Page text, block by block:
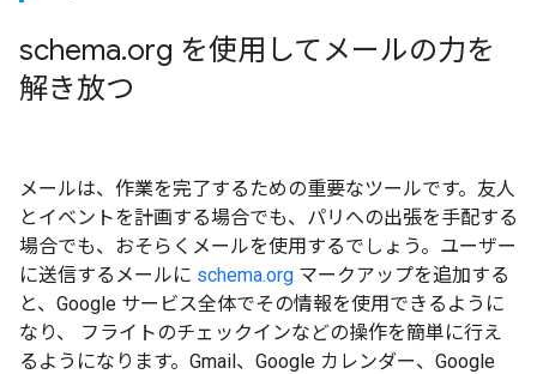
schema.org を使用してメールの力を
解き放つ
メールは、作業を完了するための重要なツールです。友人
とイベントを計画する場合でも、パリへの出張を手配する
場合でも、おそらくメールを使用するでしょう。ユーザー
に送信するメールに schema.org マークアップを追加する
と、Google サービス全体でその情報を使用できるように
なり、 フライトのチェックインなどの操作を簡単に行え
るようになります。Gmail、Google カレンダー、Google